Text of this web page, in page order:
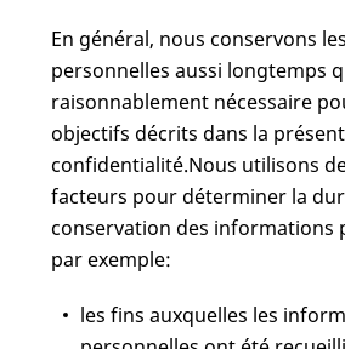
En général, nous conservons
personnelles aussi longtemps
raisonnablement nécessaire
objectifs décrits dans la
confidentialité.Nous utilisons
facteurs pour déterminer la
conservation des informations
par exemple:
les fins auxquelles les